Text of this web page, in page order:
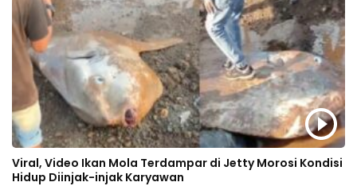
Viral, Video Ikan Mola Terdampar di Jetty Morosi Kondisi
Hidup Diinjak-injak Karyawan